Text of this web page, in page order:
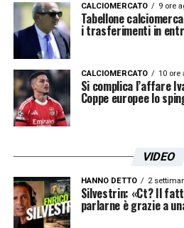
CALCIOMERCATO 9 ore
Tabellone
i trasferimenti in
CALCIOMERCATO 10 ore
Si complica l’affare
Coppe europee lo
VIDEO
HANNO DETTO 2
Silvestrin: «Ct? Il
parlarne è grazie a